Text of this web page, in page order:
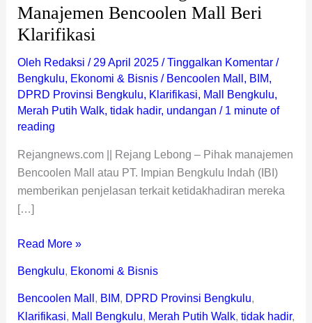
Manajemen Bencoolen Mall Beri
Klarifikasi
Oleh Redaksi / 29 April 2025 /Tinggalkan Komentar /
Bengkulu, Ekonomi & Bisnis/ Bencoolen Mall , BIM,
DPRD Provinsi Bengkulu, Klarifikasi, Mall Bengkulu,
Merah Putih Walk, tidak hadir, undangan / 1 minute of
reading
Rejangnews.com || Rejang Lebong – Pihak manajemen
Bencoolen Mall atau PT. Impian Bengkulu Indah (IBI)
memberikan penjelasan terkait ketidakhadiran mereka
[…]
Read More »
Bengkulu, Ekonomi & Bisnis
Bencoolen Mall , BIM, DPRD Provinsi Bengkulu,
Klarifikasi, Mall Bengkulu, Merah Putih Walk, tidak hadir,